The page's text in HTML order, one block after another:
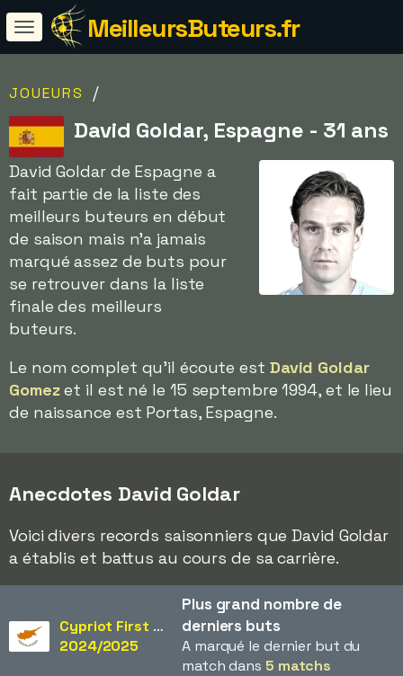
MeilleursButeurs.fr
JOUEURS /
David Goldar, Espagne - 31 ans
David Goldar de Espagne a
fait partie de la liste des
meilleurs buteurs en début
de saison mais n'a jamais
marqué assez de buts pour
se retrouver dans la liste
finale des meilleurs
buteurs.
Le nom complet qu'il écoute est David Goldar
Gomezet il est né le 15 septembre 1994, et le lieu
de naissance est Portas, Espagne.
Anecdotes David Goldar
Voici divers records saisonniers que David Goldar
a établis et battus au cours de sa carrière.
Cypriot First Division
2024/2025
Plus grand nombre de
derniers buts
A marqué le dernier but du
match dans 5 matchs